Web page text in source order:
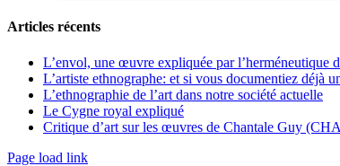
Articles récents
L’envol, une œuvre expliquée par l’herméneutique
L’artiste ethnographe: et si vous documentiez déjà
L’ethnographie de l’art dans notre société actuelle
Le Cygne royal expliqué
Critique d’art sur les œuvres de Chantale Guy
Page load link